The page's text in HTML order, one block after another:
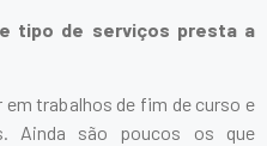
tipo de serviços presta a
trabalhos de fim de curso e
Ainda são poucos os que